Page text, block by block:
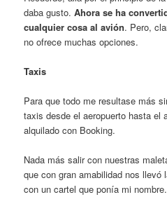
daba gusto. Ahora se ha
cualquier cosa al avión. Pero,
no ofrece muchas opciones.
Taxis
Para que todo me resultase más
taxis desde el aeropuerto hasta el
alquilado con Booking.
Nada más salir con nuestras
que con gran amabilidad nos llevó
con un cartel que ponía mi nombre.